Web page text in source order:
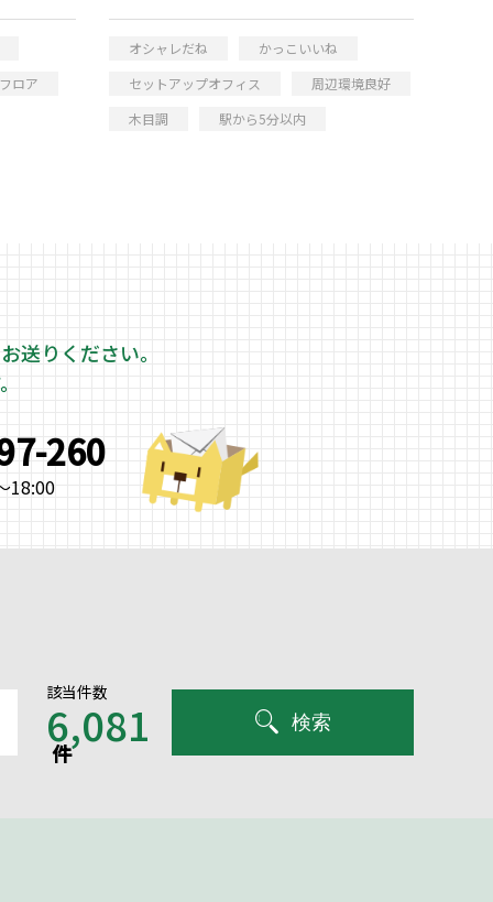
ロア
オシャレだね
かっこいいね
セットアップオフィス
周辺環境良好
木目調
駅から5分以内
送りください。
260
18:00
該当件数
6,081
件
検索